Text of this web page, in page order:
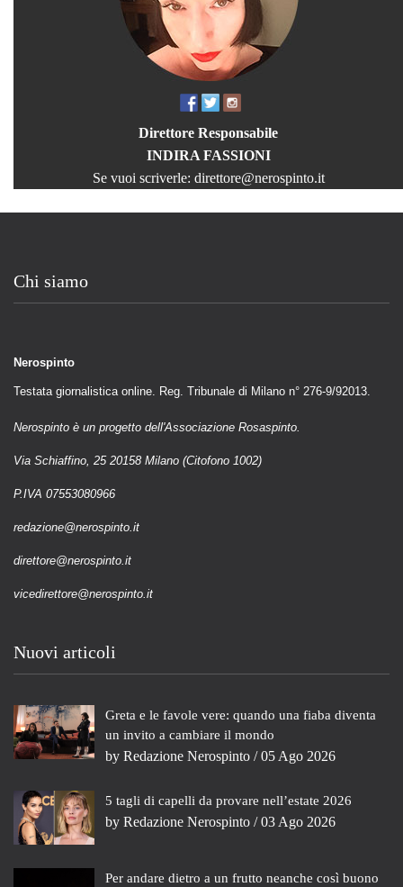
Direttore Responsabile
INDIRA FASSIONI
Se vuoi scriverle: direttore@nerospinto.it
Chi siamo
Nerospinto
Testata giornalistica online. Reg. Tribunale di Milano n° 276-9/92013.
Nerospinto è un progetto dell'Associazione Rosaspinto.
Via Schiaffino, 25 20158 Milano (Citofono 1002)
P.IVA 07553080966
redazione@nerospinto.it
direttore@nerospinto.it
vicedirettore@nerospinto.it
Nuovi articoli
Greta e le favole vere: quando una fiaba diventa
un invito a cambiare il mondo
by Redazione Nerospinto / 05 Ago 2026
5 tagli di capelli da provare nell’estate 2026
by Redazione Nerospinto / 03 Ago 2026
Per andare dietro a un frutto neanche così buono